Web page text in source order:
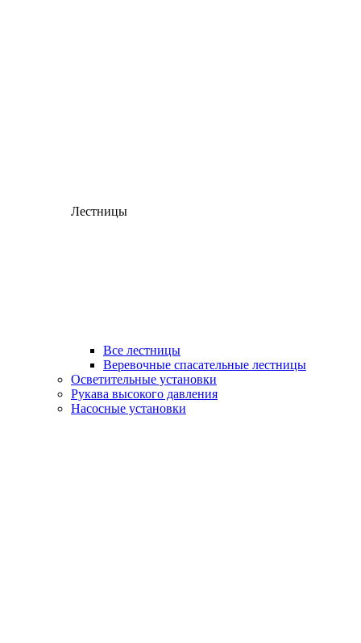
Лестницы
Все лестницы
Веревочные спасательные лестницы
Осветительные установки
Рукава высокого давления
Насосные установки